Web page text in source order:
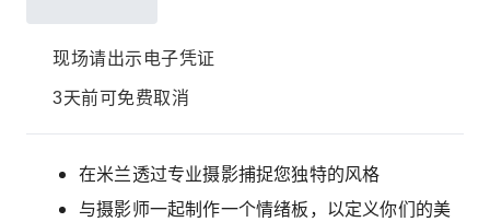
现场请出示电子凭证
3天前可免费取消
在米兰透过专业摄影捕捉您独特的风格
与摄影师一起制作一个情绪板，以定义你们的美